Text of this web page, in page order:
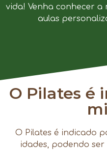
vida! Venha conhecer a
aulas
O Pilates é
O Pilates é indicado
idades, podendo